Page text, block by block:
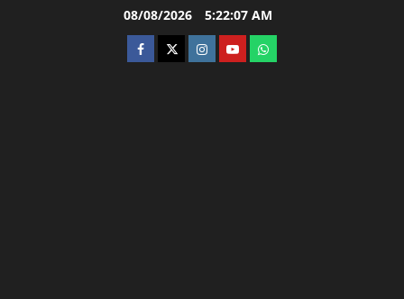
08/08/2026 5:22:08 AM
facebooktwitterinstagram.com
youtubewhatsapp